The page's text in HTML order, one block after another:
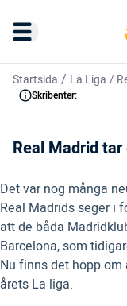
Startsida / La Liga /
Skribenter:
Real Madrid
Det var nog många
Real Madrids seger i
att de båda
Barcelona, som
Nu finns det hopp
årets La liga.